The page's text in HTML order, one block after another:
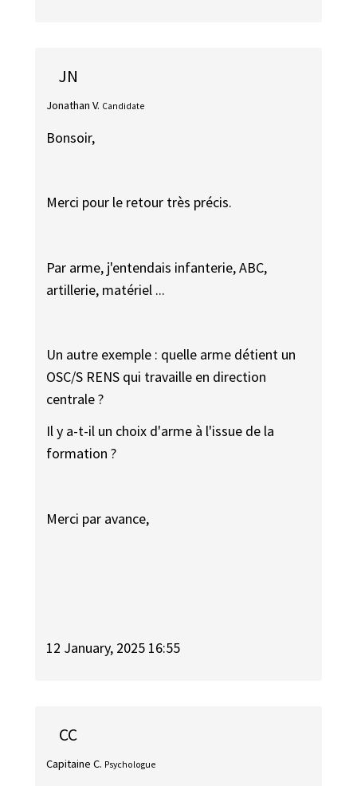
JN
Jonathan V. Candidate
Bonsoir,
Merci pour le retour très précis.
Par arme, j'entendais infanterie, ABC,
artillerie, matériel ...
Un autre exemple : quelle arme détient un
OSC/S RENS qui travaille en direction
centrale ?
Il y a-t-il un choix d'arme à l'issue de la
formation ?
Merci par avance,
12 January, 2025 16:55
CC
Capitaine C. Psychologue